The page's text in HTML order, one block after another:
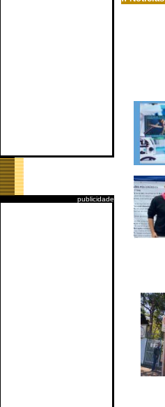
publicidade